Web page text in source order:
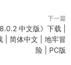
下一篇
中文版》下载 |
| 简体中文 | 地牢冒
险 | PC版